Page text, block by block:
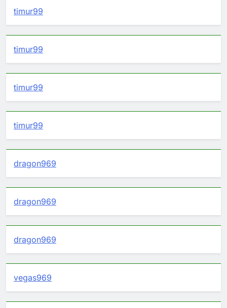
timur99
timur99
timur99
timur99
dragon969
dragon969
dragon969
vegas969